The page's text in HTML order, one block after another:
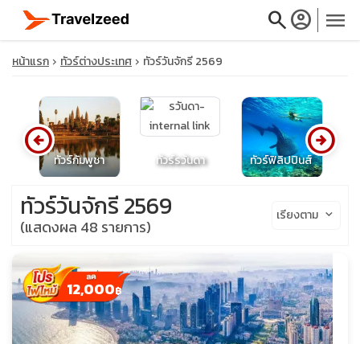
searchaccount_circle menu
close
travel_explore
calendar_month
search
หน้าแรก ทัวร์ต่างประเทศ ทัวร์วันจักรี 2569
ทัวร์กัมพูชา ทัวร์รวันดา ทัวร์ฟิลิปปินส์
arrow_circle_left arrow_circle_right
ทัวร์วันจักรี 2569
(แสดงผล 48 รายการ)
เรียงตาม keyboard_arrow_down
12,000฿